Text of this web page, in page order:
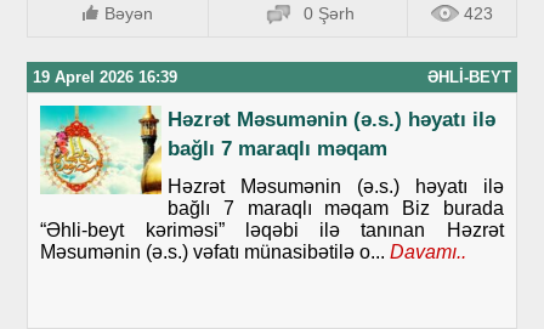
Bəyən 0 Şərh 423
19 Aprel 2026 16:39 ƏHLI-BEYT
Həzrət Məsumənin (ə.s.) həyatı ilə
bağlı 7 maraqlı məqam
Həzrət Məsumənin (ə.s.) həyatı ilə
bağlı 7 maraqlı məqam Biz burada
“Əhli-beyt kəriməsi” ləqəbi ilə tanınan Həzrət
Məsumənin (ə.s.) vəfatı münasibətilə o... Davamı..